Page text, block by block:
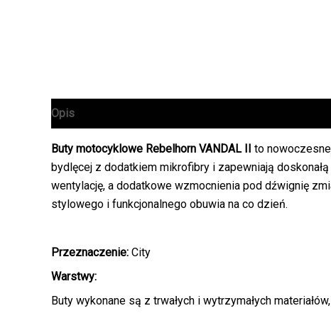
Opis
Buty motocyklowe Rebelhorn VANDAL II to
bydlęcej z dodatkiem mikrofibry i zapewniają
wentylację, a dodatkowe wzmocnienia pod dźwignię
stylowego i funkcjonalnego obuwia na co dzień.
Przeznaczenie: City
Warstwy:
Buty wykonane są z trwałych i wytrzymałych